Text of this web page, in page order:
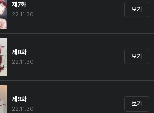
제7화
22.11.30
보기
제8화
22.11.30
보기
제9화
22.11.30
보기